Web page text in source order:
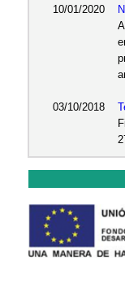
10/01/2020
03/10/2018